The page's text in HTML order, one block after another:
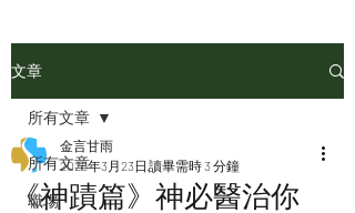
文章
所有文章
職場
所有文章
《神蹟篇》神必醫治你
金言甘雨
2025年3月23日 讀畢需時 3 分鐘